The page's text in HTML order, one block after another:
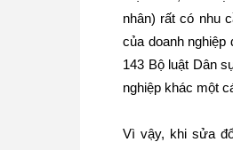
nhân) rất có nhu
của doanh
143 Bộ luật Dân
nghiệp khác một
Vì vậy, khi sửa